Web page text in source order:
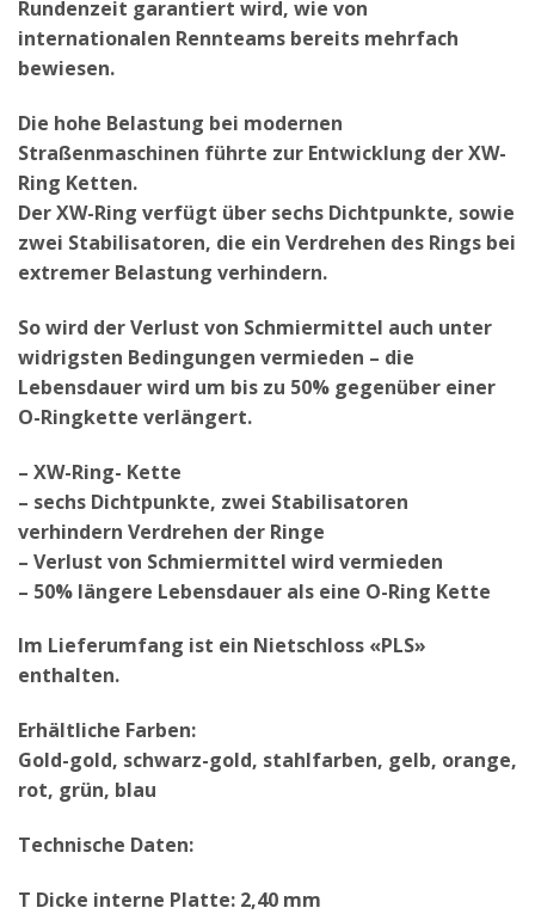
Rundenzeit garantiert wird, wie von
internationalen Rennteams bereits mehrfach
bewiesen.
Die hohe Belastung bei modernen
Straßenmaschinen führte zur Entwicklung der XW-
Ring Ketten.
Der XW-Ring verfügt über sechs Dichtpunkte, sowie
zwei Stabilisatoren, die ein Verdrehen des Rings bei
extremer Belastung verhindern.
So wird der Verlust von Schmiermittel auch unter
widrigsten Bedingungen vermieden – die
Lebensdauer wird um bis zu 50% gegenüber einer
O-Ringkette verlängert.
– XW-Ring- Kette
– sechs Dichtpunkte, zwei Stabilisatoren
verhindern Verdrehen der Ringe
– Verlust von Schmiermittel wird vermieden
– 50% längere Lebensdauer als eine O-Ring Kette
Im Lieferumfang ist ein Nietschloss «PLS»
enthalten.
Erhältliche Farben:
Gold-gold, schwarz-gold, stahlfarben, gelb, orange,
rot, grün, blau
Technische Daten:
T Dicke interne Platte: 2,40 mm